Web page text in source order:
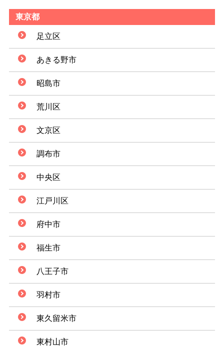
東京都
足立区
あきる野市
昭島市
荒川区
文京区
調布市
中央区
江戸川区
府中市
福生市
八王子市
羽村市
東久留米市
東村山市